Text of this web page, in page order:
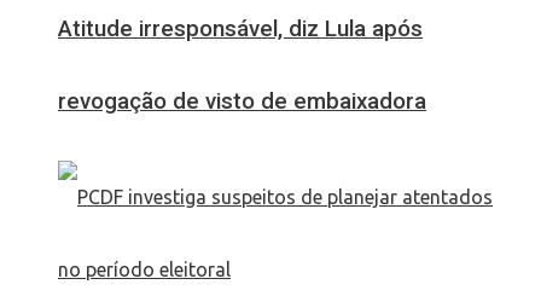
Atitude irresponsável, diz Lula após
revogação de visto de embaixadora